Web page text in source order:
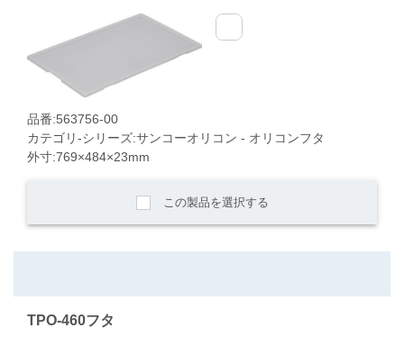
品番:563756-00
カテゴリ-シリーズ:サンコーオリコン - オリコンフタ
外寸:769×484×23mm
この製品を選択する
TPO-460フタ